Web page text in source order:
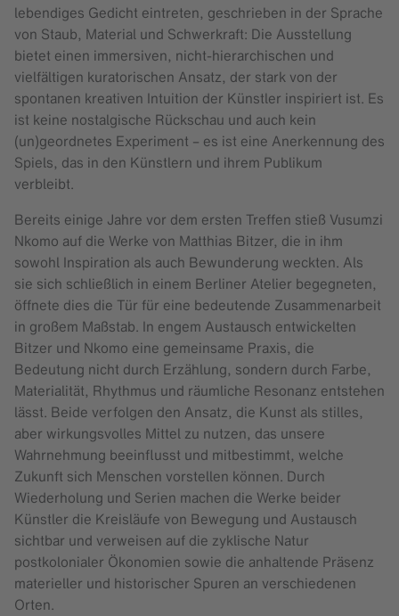
lebendiges Gedicht eintreten, geschrieben in der Sprache
von Staub, Material und Schwerkraft: Die Ausstellung
bietet einen immersiven, nicht-hierarchischen und
vielfältigen kuratorischen Ansatz, der stark von der
spontanen kreativen Intuition der Künstler inspiriert ist. Es
ist keine nostalgische Rückschau und auch kein
(un)geordnetes Experiment – es ist eine Anerkennung des
Spiels, das in den Künstlern und ihrem Publikum
verbleibt.
Bereits einige Jahre vor dem ersten Treffen stieß Vusumzi
Nkomo auf die Werke von Matthias Bitzer, die in ihm
sowohl Inspiration als auch Bewunderung weckten. Als
sie sich schließlich in einem Berliner Atelier begegneten,
öffnete dies die Tür für eine bedeutende Zusammenarbeit
in großem Maßstab. In engem Austausch entwickelten
Bitzer und Nkomo eine gemeinsame Praxis, die
Bedeutung nicht durch Erzählung, sondern durch Farbe,
Materialität, Rhythmus und räumliche Resonanz entstehen
lässt. Beide verfolgen den Ansatz, die Kunst als stilles,
aber wirkungsvolles Mittel zu nutzen, das unsere
Wahrnehmung beeinflusst und mitbestimmt, welche
Zukunft sich Menschen vorstellen können. Durch
Wiederholung und Serien machen die Werke beider
Künstler die Kreisläufe von Bewegung und Austausch
sichtbar und verweisen auf die zyklische Natur
postkolonialer Ökonomien sowie die anhaltende Präsenz
materieller und historischer Spuren an verschiedenen
Orten.